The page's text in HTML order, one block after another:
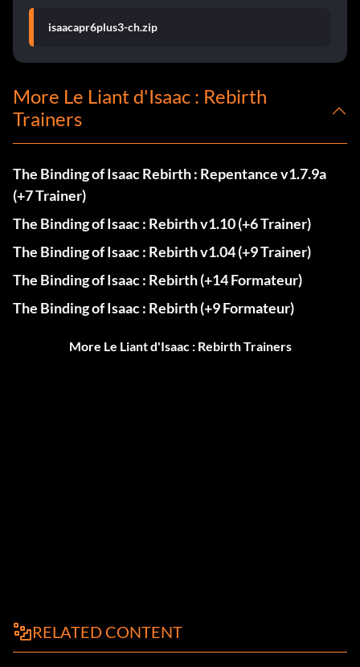
isaacapr6plus3-ch.zip
More Le Liant d'Isaac : Rebirth
Trainers
The Binding of Isaac Rebirth : Repentance v1.7.9a
(+7 Trainer)
The Binding of Isaac : Rebirth v1.10 (+6 Trainer)
The Binding of Isaac : Rebirth v1.04 (+9 Trainer)
The Binding of Isaac : Rebirth (+14 Formateur)
The Binding of Isaac : Rebirth (+9 Formateur)
More Le Liant d'Isaac : Rebirth Trainers
RELATED CONTENT